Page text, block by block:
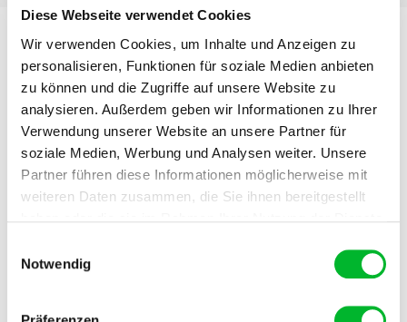
Diese Webseite verwendet Cookies
Wir verwenden Cookies, um Inhalte und Anzeigen zu
personalisieren, Funktionen für soziale Medien anbieten
zu können und die Zugriffe auf unsere Website zu
analysieren. Außerdem geben wir Informationen zu Ihrer
Verwendung unserer Website an unsere Partner für
soziale Medien, Werbung und Analysen weiter. Unsere
Partner führen diese Informationen möglicherweise mit
weiteren Daten zusammen, die Sie ihnen bereitgestellt
Notwendig
24 September 2024
machen